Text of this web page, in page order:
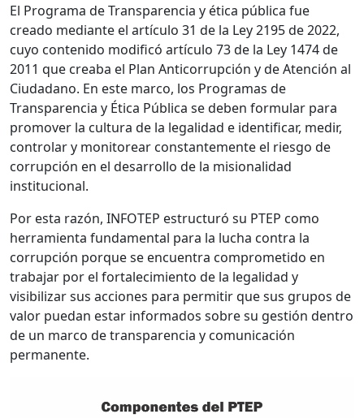
El Programa de Transparencia y ética pública fue
creado mediante el artículo 31 de la Ley 2195 de 2022,
cuyo contenido modificó artículo 73 de la Ley 1474 de
2011 que creaba el Plan Anticorrupción y de Atención al
Ciudadano. En este marco, los Programas de
Transparencia y Ética Pública se deben formular para
promover la cultura de la legalidad e identificar, medir,
controlar y monitorear constantemente el riesgo de
corrupción en el desarrollo de la misionalidad
institucional.
Por esta razón, INFOTEP estructuró su PTEP como
herramienta fundamental para la lucha contra la
corrupción porque se encuentra comprometido en
trabajar por el fortalecimiento de la legalidad y
visibilizar sus acciones para permitir que sus grupos de
valor puedan estar informados sobre su gestión dentro
de un marco de transparencia y comunicación
permanente.